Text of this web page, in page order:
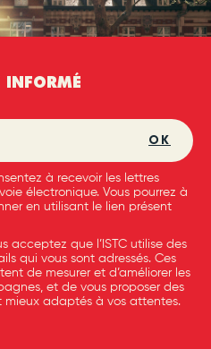
INFORMÉ
OK
à recevoir les lettres
électronique. Vous pourrez à
en utilisant le lien présent
acceptez que l’ISTC utilise des
qui vous sont adressés. Ces
de mesurer et d’améliorer les
et de vous proposer des
mieux adaptés à vos attentes.